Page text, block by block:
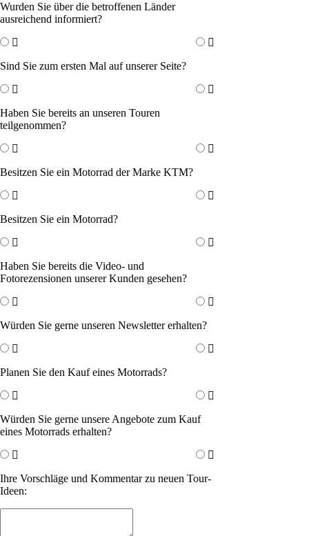
Wurden Sie über die betroffenen Länder
ausreichend informiert?
Sind Sie zum ersten Mal auf unserer Seite?
Haben Sie bereits an unseren Touren
teilgenommen?
Besitzen Sie ein Motorrad der Marke KTM?
Besitzen Sie ein Motorrad?
Haben Sie bereits die Video- und
Fotorezensionen unserer Kunden gesehen?
Würden Sie gerne unseren Newsletter erhalten?
Planen Sie den Kauf eines Motorrads?
Würden Sie gerne unsere Angebote zum Kauf
eines Motorrads erhalten?
Ihre Vorschläge und Kommentar zu neuen Tour-
Ideen: